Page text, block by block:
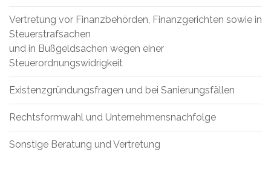
Vertretung vor Finanzbehörden, Finanzgerichten sowie in
Steuerstrafsachen
und in Bußgeldsachen wegen einer
Steuerordnungswidrigkeit
Existenzgründungsfragen und bei Sanierungsfällen
Rechtsformwahl und Unternehmensnachfolge
Sonstige Beratung und Vertretung